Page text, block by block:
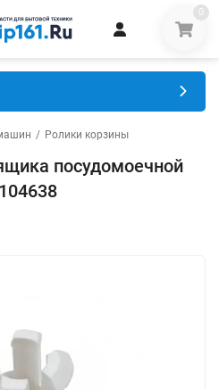
0
/ Ролики корзины
посудомоечной